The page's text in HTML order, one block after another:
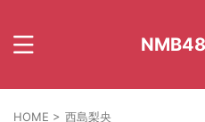
HOME > 西島梨央